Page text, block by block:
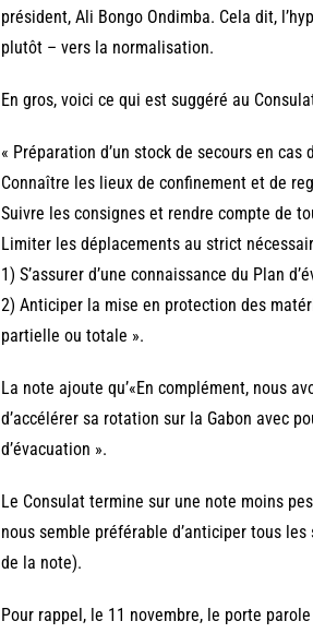
président, Ali Bongo Ondimba. Cela dit,
plutôt – vers la normalisation.
En gros, voici ce qui est suggéré au
« Préparation d’un stock de secours en
Connaître les lieux de confinement et de
Suivre les consignes et rendre compte de
Limiter les déplacements au strict
1) S’assurer d’une connaissance du Plan
2) Anticiper la mise en protection des
partielle ou totale ».
La note ajoute qu’«En complément, nous
d’accélérer sa rotation sur la Gabon avec
d’évacuation ».
Le Consulat termine sur une note moins
nous semble préférable d’anticiper tous
de la note).
Pour rappel, le 11 novembre, le porte